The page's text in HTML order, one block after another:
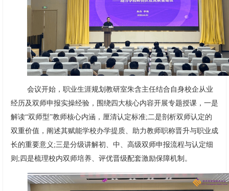
会议开始，职业生涯规划教研室朱含主任结合自身校企从业
经历及双师申报实操经验，围绕四大核心内容开展专题授课，一是
解读“双师型”教师核心内涵，厘清认定标准;二是剖析双师认定的
双重价值，阐述其赋能学校办学提质、助力教师职称晋升与职业成
长的重要意义;三是分级讲解初、中、高级双师申报流程与认定细
则;四是梳理校内双师培养、评优晋级配套激励保障机制。